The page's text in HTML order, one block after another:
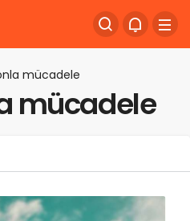
mücadele
mücadele